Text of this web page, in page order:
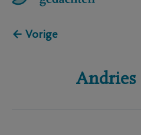
← Vorige
Andries